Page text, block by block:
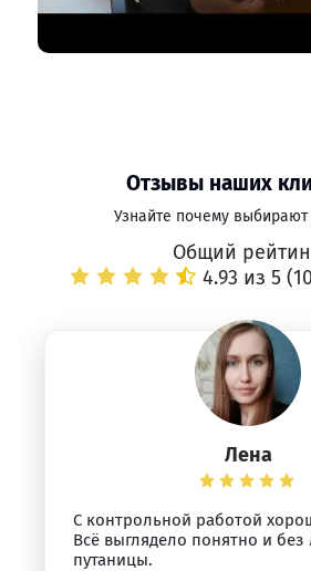
Отзывы наших
Узнайте почему выбирают
Общий
4.93 из 5 (
Лена
С контрольной работой
Всё выглядело понятно и
путаницы.